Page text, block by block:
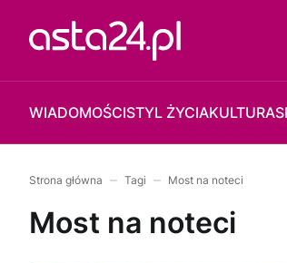
WIADOMOŚCISTYL ŻYCIAKULTURA
Strona główna Tagi Most na noteci
Most na noteci